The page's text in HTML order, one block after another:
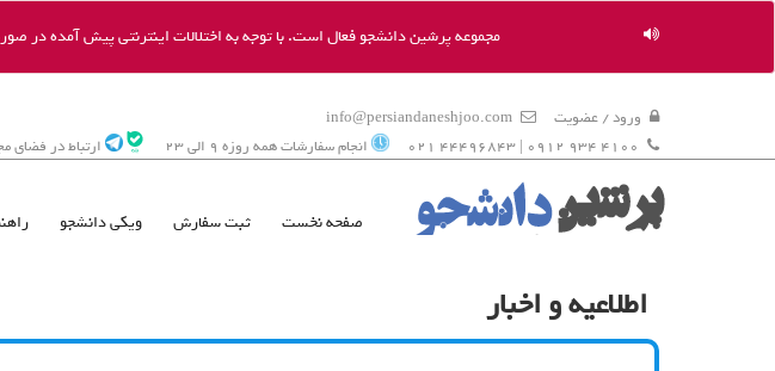
مجموعه پرشین دانشجو فعال است. با توجه به اختلالات اینترنتی پیش آمده در
ورود / عضویت
info@persiandaneshjoo.com
4100 934 0912 | 44496843 021
انجام سفارشات همه روزه 9 الی 23 ارتباط در فضای
صفحه نخست ثبت سفارش ویکی دانشجو
اطلاعیه و اخبار